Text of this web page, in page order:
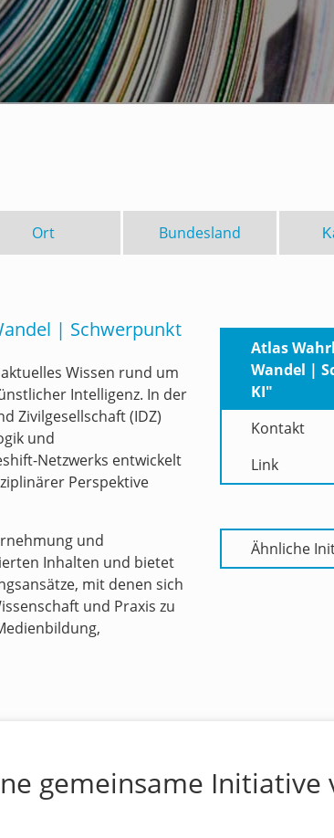
Ort Bundesland
| Schwerpunkt
Wissen rund um
Intelligenz. In der
Zivilgesellschaft (IDZ)
und
Netzwerks entwickelt
Perspektive
und
Inhalten und bietet
mit denen sich
und Praxis zu
Atlas
Wandel |
KI"
Kontakt
Link
Ähnliche
gemeinsame Initiative